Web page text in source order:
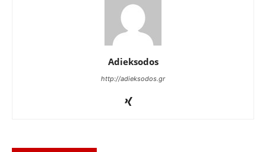
Adieksodos
http://adieksodos.gr